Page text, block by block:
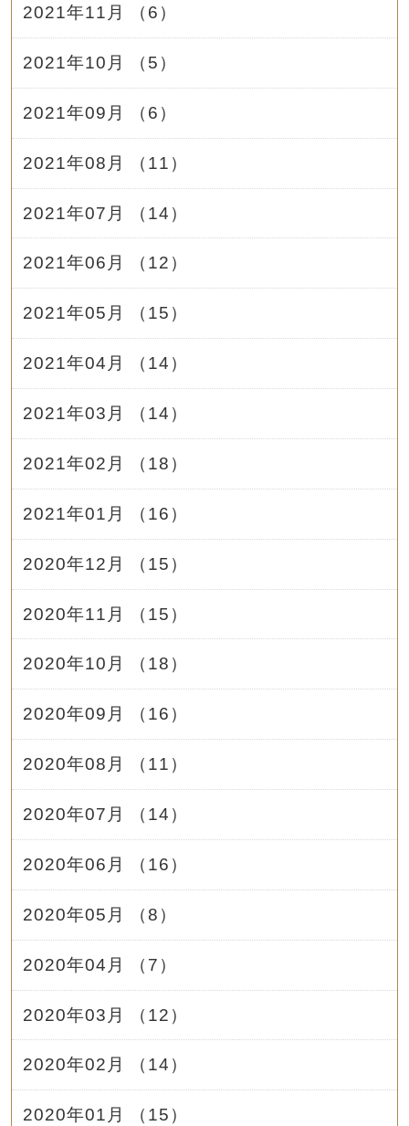
2021年11月 （6）
2021年10月 （5）
2021年09月 （6）
2021年08月 （11）
2021年07月 （14）
2021年06月 （12）
2021年05月 （15）
2021年04月 （14）
2021年03月 （14）
2021年02月 （18）
2021年01月 （16）
2020年12月 （15）
2020年11月 （15）
2020年10月 （18）
2020年09月 （16）
2020年08月 （11）
2020年07月 （14）
2020年06月 （16）
2020年05月 （8）
2020年04月 （7）
2020年03月 （12）
2020年02月 （14）
2020年01月 （15）